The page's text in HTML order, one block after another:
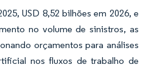
USD 8,52 bilhões em 2026, e
no volume de sinistros, as
orçamentos para análises
nos fluxos de trabalho de